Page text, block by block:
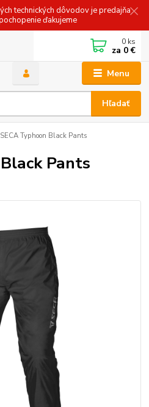
technických dôvodov je predajňa
ďakujeme
Menu
Hľadať
0 ks
za 0 €
SECA Typhoon Black Pants
Pants